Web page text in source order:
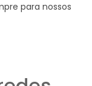
para nossos